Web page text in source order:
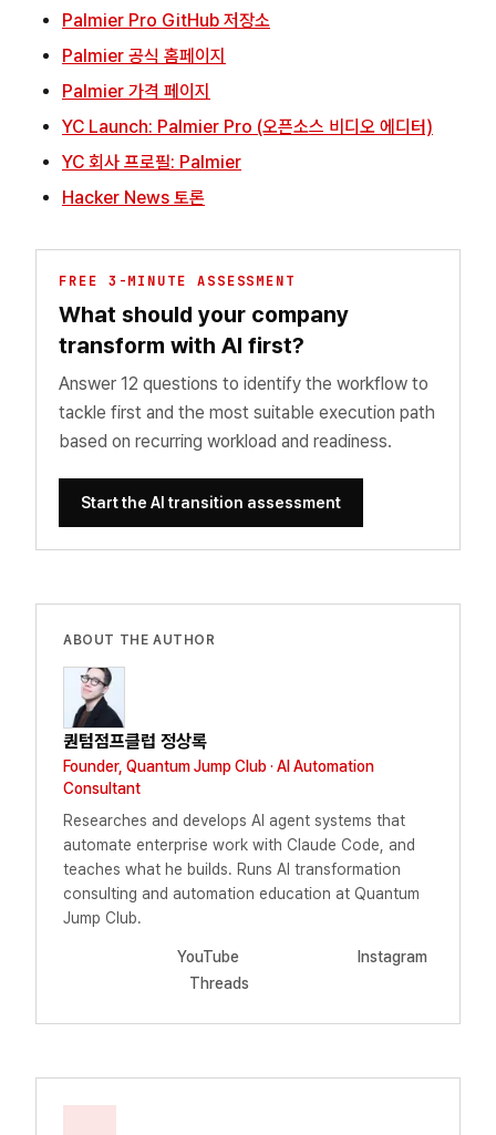
Palmier Pro GitHub 저장소
Palmier 공식 홈페이지
Palmier 가격 페이지
YC Launch: Palmier Pro (오픈소스 비디오 에디터)
YC 회사 프로필: Palmier
Hacker News 토론
FREE 3-MINUTE ASSESSMENT
What should your company
transform with AI first?
Answer 12 questions to identify the workflow to
tackle first and the most suitable execution path
based on recurring workload and readiness.
Start the AI transition assessment
ABOUT THE AUTHOR
퀀텀점프클럽 정상록
Founder, Quantum Jump Club · AI Automation
Consultant
Researches and develops AI agent systems that
automate enterprise work with Claude Code, and
teaches what he builds. Runs AI transformation
consulting and automation education at Quantum
Jump Club.
YouTube
Instagram
Threads